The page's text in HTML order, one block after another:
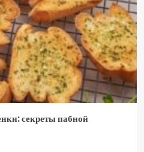
секреты пабной